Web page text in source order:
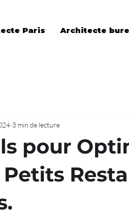
Paris Architecte
pour
3 min de lecture